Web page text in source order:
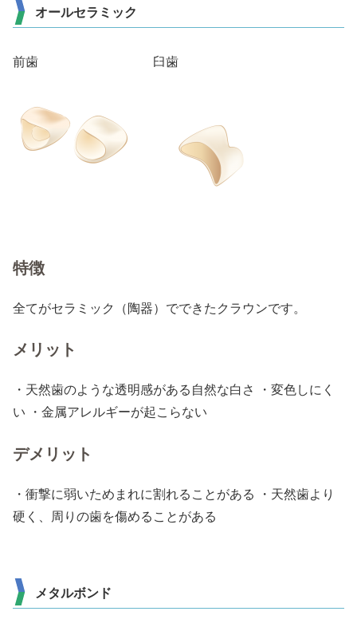
オールセラミック
前歯 臼歯
特徴
全てがセラミック（陶器）でできたクラウンです。
メリット
・天然歯のような透明感がある自然な白さ ・変色しにく
い ・金属アレルギーが起こらない
デメリット
・衝撃に弱いためまれに割れることがある ・天然歯より
硬く、周りの歯を傷めることがある
メタルボンド